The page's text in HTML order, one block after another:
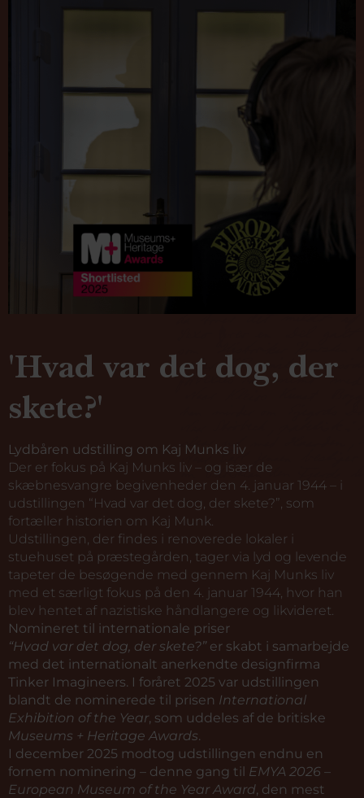
'Hvad var det dog, der
skete?'
Lydbåren udstilling om Kaj Munks liv
Der er fokus på Kaj Munks liv – og især de
skæbnesvangre begivenheder den 4. januar 1944 – i
udstillingen “Hvad var det dog, der skete?”, som
fortæller historien om Kaj Munk.
Udstillingen, der findes i renoverede lokaler i
stuehuset på præstegården, tager via lyd og levende
tapeter de besøgende med gennem Kaj Munks liv
med et særligt fokus på den 4. januar 1944, hvor han
blev hentet af nazistiske håndlangere og likvideret.
Nomineret til internationale priser
“Hvad var det dog, der skete?” er skabt i samarbejde
med det internationalt anerkendte designfirma
Tinker Imagineers. I foråret 2025 var udstillingen
blandt de nominerede til prisen International
Exhibition of the Year, som uddeles af de britiske
Museums + Heritage Awards.
I december 2025 modtog udstillingen endnu en
fornem nominering – denne gang til EMYA 2026 –
European Museum of the Year Award, den mest